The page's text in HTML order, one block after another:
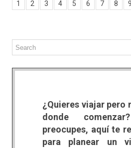
1 2 3 4 5 6 7 8 9
¿Quieres viajar pero
donde
preocupes, aquí te
para planear un